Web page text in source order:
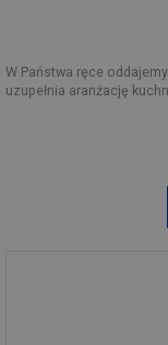
W Państwa ręce
uzupełnia aranżację